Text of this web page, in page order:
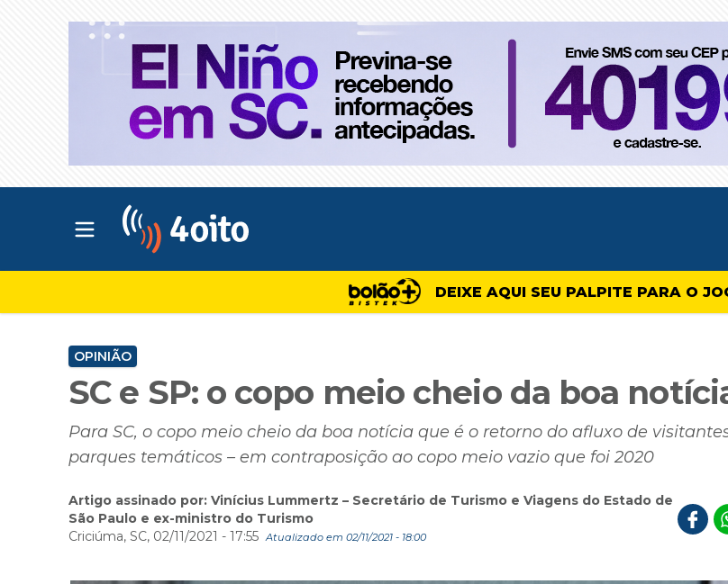
Abrir menu principal
DEIXE AQUI SEU PALPITE PARA O
OPINIÃO
SC e SP: o copo meio cheio da boa
Para SC, o copo meio cheio da boa notícia que é o retorno do afluxo de
parques temáticos – em contraposição ao copo meio vazio que foi 2020
Artigo assinado por: Vinícius Lummertz – Secretário de Turismo e Viagens do Estado de
São Paulo e ex-ministro do Turismo
Criciúma, SC, 02/11/2021 - 17:55 Atualizado em 02/11/2021 - 18:00